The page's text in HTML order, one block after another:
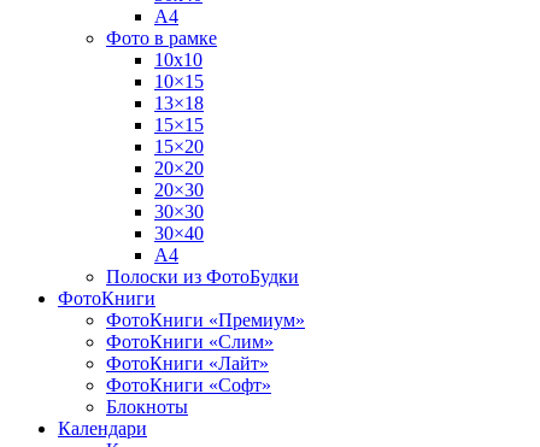
А4
Фото в рамке
10х10
10×15
13×18
15×15
15×20
20×20
20×30
30×30
30×40
A4
Полоски из ФотоБудки
ФотоКниги
ФотоКниги «Премиум»
ФотоКниги «Слим»
ФотоКниги «Лайт»
ФотоКниги «Софт»
Блокноты
Календари